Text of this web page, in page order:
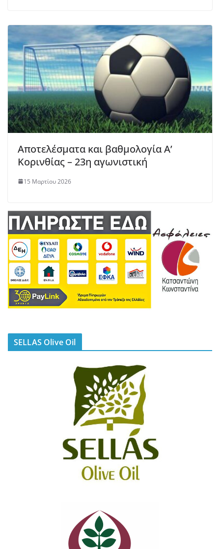
Αποτελέσματα και βαθμολογία Α’
Κορινθίας – 23η αγωνιστική
15 Μαρτίου 2026
SELLAS Olive Oil